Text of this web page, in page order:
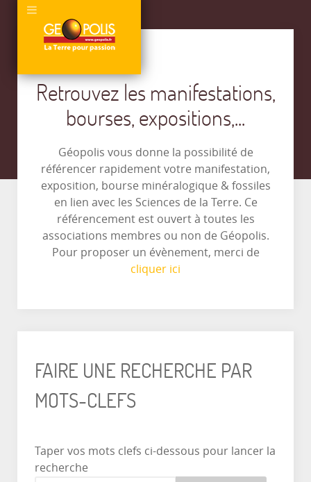
Retrouvez les manifestations,
bourses, expositions,...
Géopolis vous donne la possibilité de
référencer rapidement votre manifestation,
exposition, bourse minéralogique & fossiles
en lien avec les Sciences de la Terre. Ce
référencement est ouvert à toutes les
associations membres ou non de Géopolis.
Pour proposer un évènement, merci de
cliquer ici
FAIRE UNE RECHERCHE PAR
MOTS-CLEFS
Taper vos mots clefs ci-dessous pour lancer la
recherche